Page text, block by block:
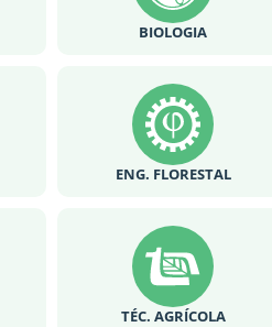
BIOLOGIA
ENG. FLORESTAL
TÉC. AGRÍCOLA